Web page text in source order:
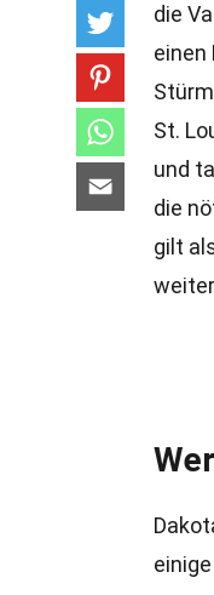
die
einen
St.
und
die
gilt